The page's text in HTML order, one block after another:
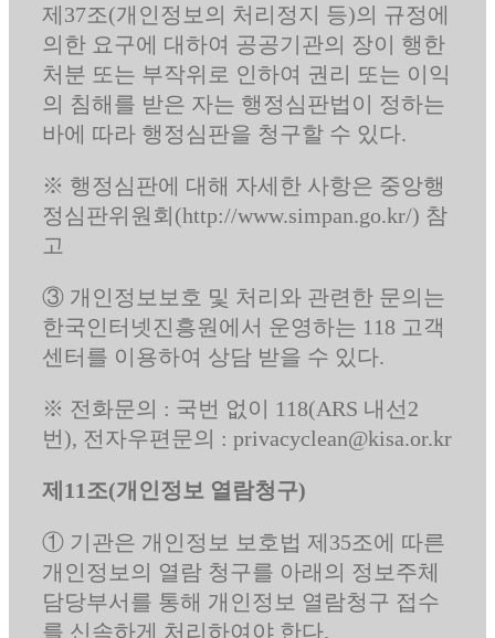
제37조(개인정보의 처리정지 등)의 규정에
의한 요구에 대하여 공공기관의 장이 행한
처분 또는 부작위로 인하여 권리 또는 이익
의 침해를 받은 자는 행정심판법이 정하는
바에 따라 행정심판을 청구할 수 있다.
※ 행정심판에 대해 자세한 사항은 중앙행
정심판위원회(http://www.simpan.go.kr/) 참
고
③ 개인정보보호 및 처리와 관련한 문의는
한국인터넷진흥원에서 운영하는 118 고객
센터를 이용하여 상담 받을 수 있다.
※ 전화문의 : 국번 없이 118(ARS 내선2
번), 전자우편문의 : privacyclean@kisa.or.kr
제11조(개인정보 열람청구)
① 기관은 개인정보 보호법 제35조에 따른
개인정보의 열람 청구를 아래의 정보주체
담당부서를 통해 개인정보 열람청구 접수
를 신속하게 처리하여야 한다.